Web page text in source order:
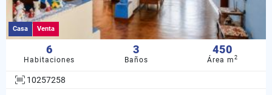
Casa Venta
6
Habitaciones
3
Baños
450
Área m2
10257258